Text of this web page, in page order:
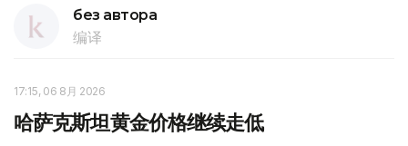
без автора
编译
17:15, 06 8月 2026
哈萨克斯坦黄金价格继续走低